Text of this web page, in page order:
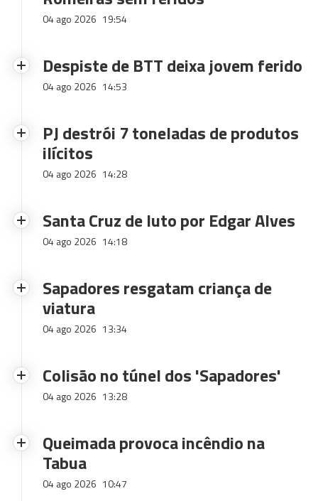
04 ago 2026 19:54
Despiste de BTT deixa jovem ferido
04 ago 2026 14:53
PJ destrói 7 toneladas de produtos
ilícitos
04 ago 2026 14:28
Santa Cruz de luto por Edgar Alves
04 ago 2026 14:18
Sapadores resgatam criança de
viatura
04 ago 2026 13:34
Colisão no túnel dos 'Sapadores'
04 ago 2026 13:28
Queimada provoca incêndio na
Tabua
04 ago 2026 10:47